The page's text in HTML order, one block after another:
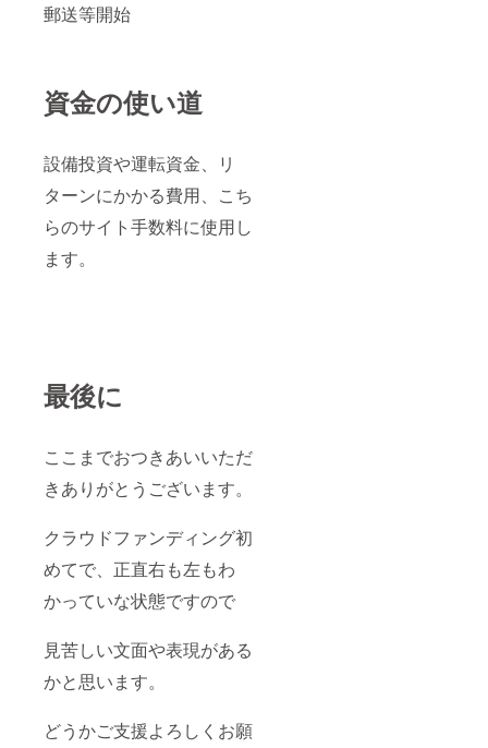
郵送等開始
資金の使い道
設備投資や運転資金、リ
ターンにかかる費用、こち
らのサイト手数料に使用し
ます。
最後に
ここまでおつきあいいただ
きありがとうございます。
クラウドファンディング初
めてで、正直右も左もわ
かっていな状態ですので
見苦しい文面や表現がある
かと思います。
どうかご支援よろしくお願